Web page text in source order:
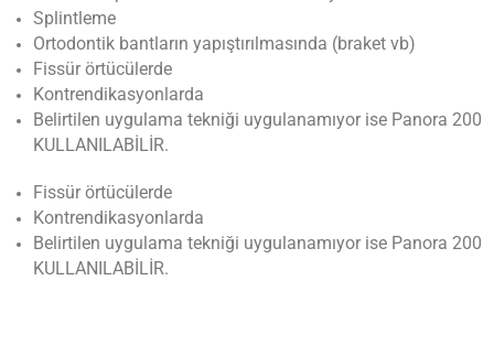
Splintleme
Ortodontik bantların yapıştırılmasında (braket vb)
Fissür örtücülerde
Kontrendikasyonlarda
Belirtilen uygulama tekniği uygulanamıyor ise Panora 200
KULLANILABİLİR.
Fissür örtücülerde
Kontrendikasyonlarda
Belirtilen uygulama tekniği uygulanamıyor ise Panora 200
KULLANILABİLİR.